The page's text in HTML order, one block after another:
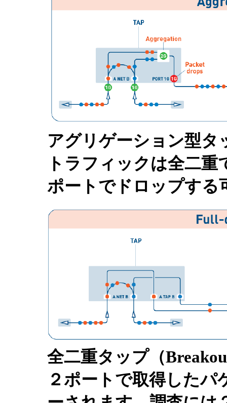
アグリゲーション型タ
トラフィックは全二
ポートでドロップする
全二重タップ（
２ポートで取得した